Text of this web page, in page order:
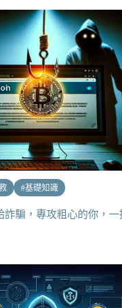
#基礎知識
詐騙，專攻粗心的你，